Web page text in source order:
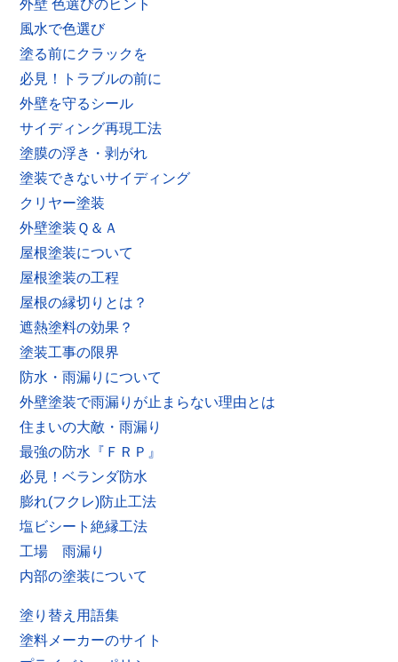
外壁 色選びのヒント
風水で色選び
塗る前にクラックを
必見！トラブルの前に
外壁を守るシール
サイディング再現工法
塗膜の浮き・剥がれ
塗装できないサイディング
クリヤー塗装
外壁塗装Ｑ＆Ａ
屋根塗装について
屋根塗装の工程
屋根の縁切りとは？
遮熱塗料の効果？
塗装工事の限界
防水・雨漏りについて
外壁塗装で雨漏りが止まらない理由とは
住まいの大敵・雨漏り
最強の防水『ＦＲＰ』
必見！ベランダ防水
膨れ(フクレ)防止工法
塩ビシート絶縁工法
工場 雨漏り
内部の塗装について
塗り替え用語集
塗料メーカーのサイト